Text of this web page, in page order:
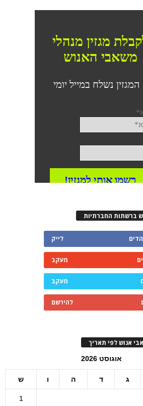
ברשתות החברתיות
לייק
מעקב
מעקב
להירשם
אנוש לפי תאריך
אוגוסט 2026
ג ד ה ו ש
1